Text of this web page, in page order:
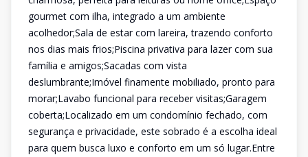
gourmet com ilha, integrado a um ambiente
acolhedor;Sala de estar com lareira, trazendo conforto
nos dias mais frios;Piscina privativa para lazer com sua
família e amigos;Sacadas com vista
deslumbrante;Imóvel finamente mobiliado, pronto para
morar;Lavabo funcional para receber visitas;Garagem
coberta;Localizado em um condomínio fechado, com
segurança e privacidade, este sobrado é a escolha ideal
para quem busca luxo e conforto em um só lugar.Entre